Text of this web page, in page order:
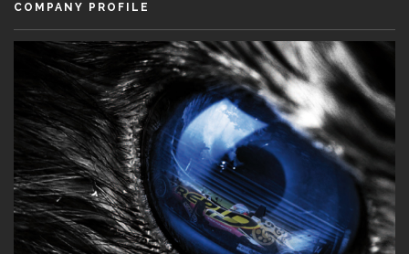
COMPANY PROFILE